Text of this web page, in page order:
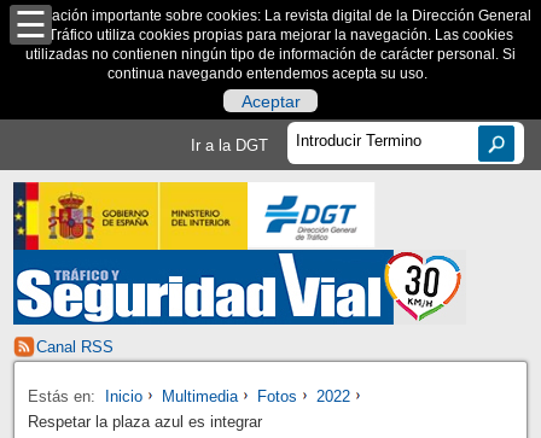
Información importante sobre cookies: La revista digital de la Dirección General
de Tráfico utiliza cookies propias para mejorar la navegación. Las cookies
utilizadas no contienen ningún tipo de información de carácter personal. Si
continua navegando entendemos acepta su uso.
Aceptar
Ir a la DGT
Canal RSS
Estás en: Inicio Multimedia Fotos
2022
Respetar la plaza azul es integrar